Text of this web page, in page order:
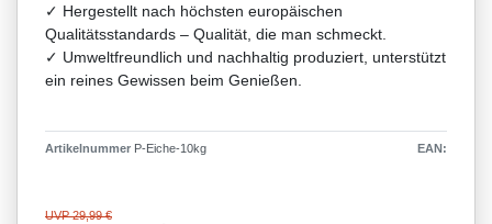
✓ Hergestellt nach höchsten europäischen
Qualitätsstandards – Qualität, die man schmeckt.
✓ Umweltfreundlich und nachhaltig produziert, unterstützt
ein reines Gewissen beim Genießen.
Artikelnummer P-Eiche-10kg EAN:
UVP 29,99 €